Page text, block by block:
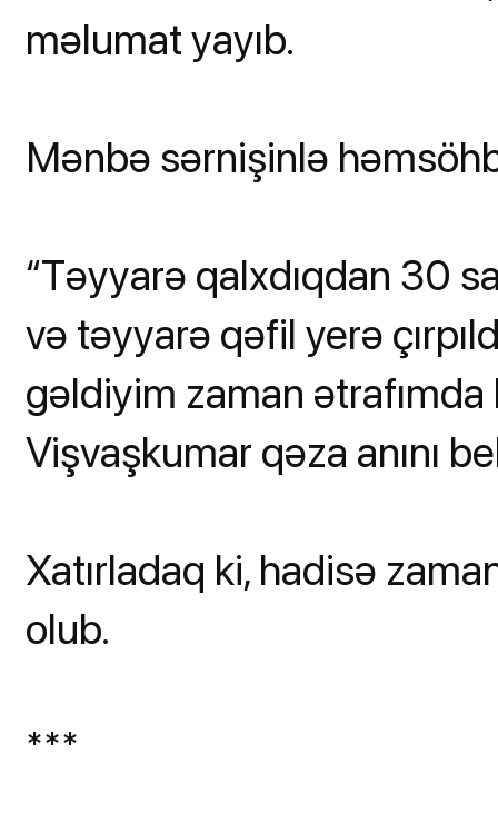
məlumat yayıb.
Mənbə sərnişinlə
“Təyyarə qalxdıqdan 30
və təyyarə qəfil yerə
gəldiyim zaman ətrafımda
Vişvaşkumar qəza anını
Xatırladaq ki, hadisə
olub.
***